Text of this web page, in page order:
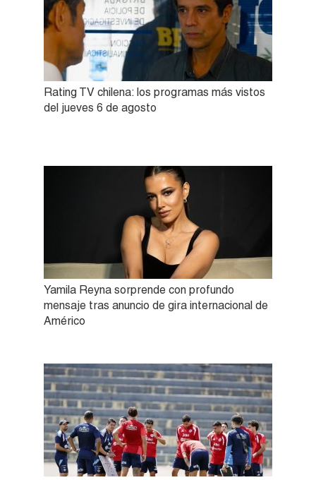
Rating TV chilena: los programas más vistos
del jueves 6 de agosto
Yamila Reyna sorprende con profundo
mensaje tras anuncio de gira internacional de
Américo